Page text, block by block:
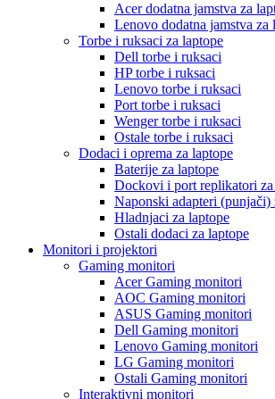
Acer dodatna jamstva za
Lenovo dodatna jamstva za
Torbe i ruksaci za laptope
Dell torbe i ruksaci
HP torbe i ruksaci
Lenovo torbe i ruksaci
Port torbe i ruksaci
Wenger torbe i ruksaci
Ostale torbe i ruksaci
Dodaci i oprema za laptope
Baterije za laptope
Dockovi i port replikatori za
Naponski adapteri (punjači)
Hladnjaci za laptope
Ostali dodaci za laptope
Monitori i projektori
Gaming monitori
Acer Gaming monitori
AOC Gaming monitori
ASUS Gaming monitori
Dell Gaming monitori
Lenovo Gaming monitori
LG Gaming monitori
Ostali Gaming monitori
Interaktivni monitori